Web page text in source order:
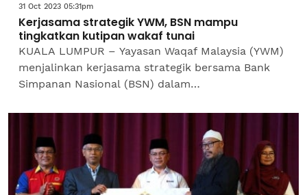
31 Oct 2023 05:31pm
Kerjasama strategik YWM, BSN mampu
tingkatkan kutipan wakaf tunai
KUALA LUMPUR – Yayasan Waqaf Malaysia (YWM)
menjalinkan kerjasama strategik bersama Bank
Simpanan Nasional (BSN) dalam
Malaysia. Menteri di Jabatan Perdana...